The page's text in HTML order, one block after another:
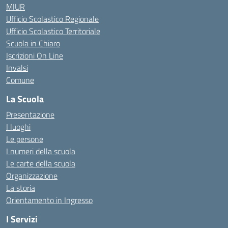
MIUR
Ufficio Scolastico Regionale
Ufficio Scolastico Territoriale
Scuola in Chiaro
Iscrizioni On Line
Invalsi
Comune
La Scuola
Presentazione
I luoghi
Le persone
I numeri della scuola
Le carte della scuola
Organizzazione
La storia
Orientamento in Ingresso
I Servizi